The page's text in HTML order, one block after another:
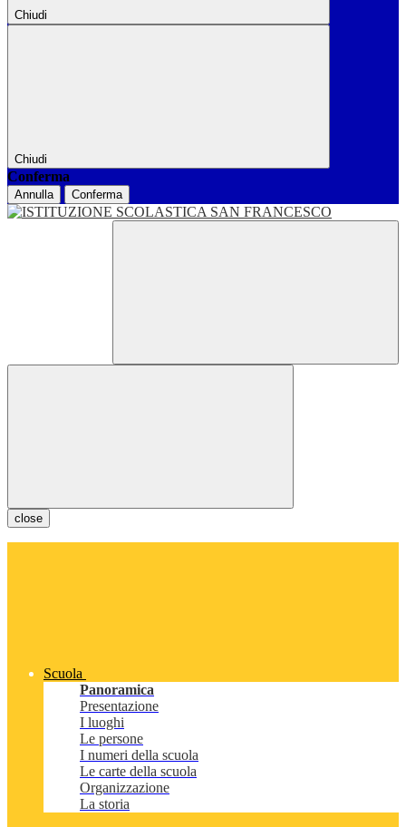
Chiudi
Chiudi
Conferma
Annulla Conferma
close
Scuola
Panoramica
Presentazione
I luoghi
Le persone
I numeri della scuola
Le carte della scuola
Organizzazione
La storia